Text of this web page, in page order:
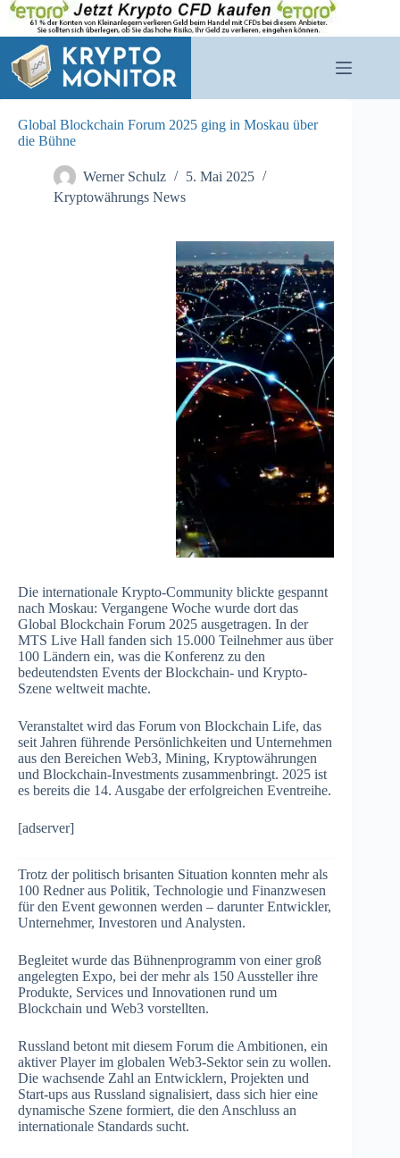
Zum
Inhalt
springen
Global Blockchain Forum 2025 ging in Moskau über
die Bühne
Werner Schulz
5. Mai 2025
Kryptowährungs News
Die internationale Krypto-Community blickte gespannt
nach Moskau: Vergangene Woche wurde dort das
Global Blockchain Forum 2025 ausgetragen. In der
MTS Live Hall fanden sich 15.000 Teilnehmer aus über
100 Ländern ein, was die Konferenz zu den
bedeutendsten Events der Blockchain- und Krypto-
Szene weltweit machte.
Veranstaltet wird das Forum von Blockchain Life, das
seit Jahren führende Persönlichkeiten und Unternehmen
aus den Bereichen Web3, Mining, Kryptowährungen
und Blockchain-Investments zusammenbringt. 2025 ist
es bereits die 14. Ausgabe der erfolgreichen Eventreihe.
[adserver]
Trotz der politisch brisanten Situation konnten mehr als
100 Redner aus Politik, Technologie und Finanzwesen
für den Event gewonnen werden – darunter Entwickler,
Unternehmer, Investoren und Analysten.
Begleitet wurde das Bühnenprogramm von einer groß
angelegten Expo, bei der mehr als 150 Aussteller ihre
Produkte, Services und Innovationen rund um
Blockchain und Web3 vorstellten.
Russland betont mit diesem Forum die Ambitionen, ein
aktiver Player im globalen Web3-Sektor sein zu wollen.
Die wachsende Zahl an Entwicklern, Projekten und
Start-ups aus Russland signalisiert, dass sich hier eine
dynamische Szene formiert, die den Anschluss an
internationale Standards sucht.